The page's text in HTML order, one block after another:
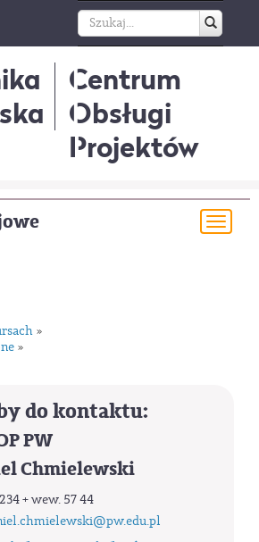
Centrum
Obsługi
Projektów
»
»
do kontaktu:
PW
Chmielewski
+ wew. 57 44